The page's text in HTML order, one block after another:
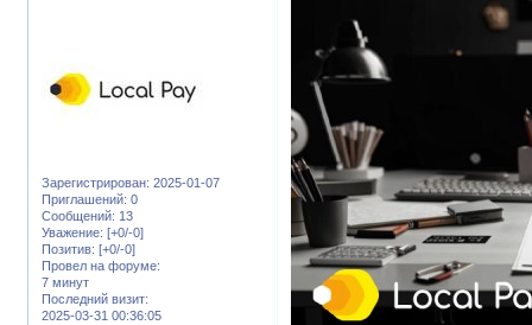
Зарегистрирован: 2025-01-07
Приглашений: 0
Сообщений: 13
Уважение: [+0/-0]
Позитив: [+0/-0]
Провел на форуме:
7 минут
Последний визит:
2025-03-31 00:36:05